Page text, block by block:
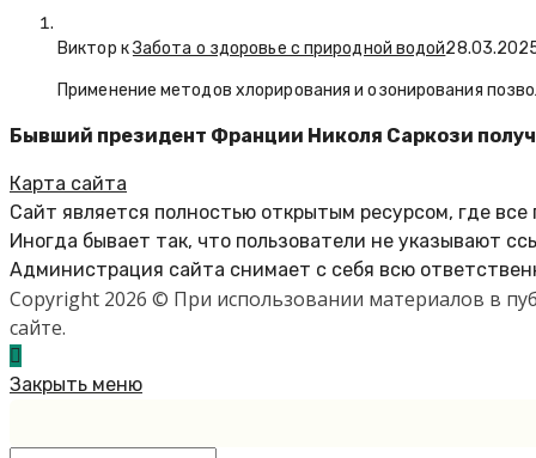
Виктор кЗабота о здоровье с природной водой
Применение методов хлорирования и озонирования
Бывший президент Франции Николя Саркози
Карта сайта
Сайт является полностью открытым ресурсом, где
Иногда бывает так, что пользователи не указывают
Администрация сайта снимает с себя всю
Copyright 2026 © При использовании материалов в
сайте.
Закрыть меню